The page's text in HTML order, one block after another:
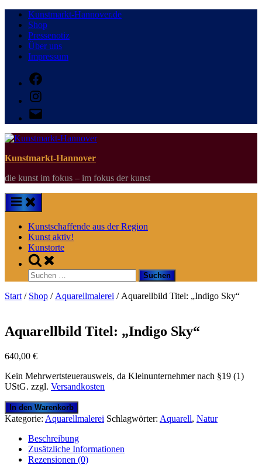
Skip
content
Kunstmarkt-Hannover.de
Shop
Pressenotiz
Über uns
Impressum
Facebook
Instagram
E-
Mail
Kunstmarkt-Hannover
die kunst im fokus – im fokus der kunst
Kunstschaffende aus der Region
Kunst aktiv!
Kunstorte
Toggle
search
form
Suchen
nach:
Start / Shop / Aquarellmalerei / Aquarellbild Titel: „Indigo Sky“
Aquarellbild Titel: „Indigo Sky“
640,00 €
Kein Mehrwertsteuerausweis, da Kleinunternehmer nach §19 (1)
UStG. zzgl. Versandkosten
Aquarellbild
Titel:
"Indigo
Sky"
Menge
In den Warenkorb
Kategorie: Aquarellmalerei Schlagwörter: Aquarell, Natur
Beschreibung
Zusätzliche Informationen
Rezensionen (0)